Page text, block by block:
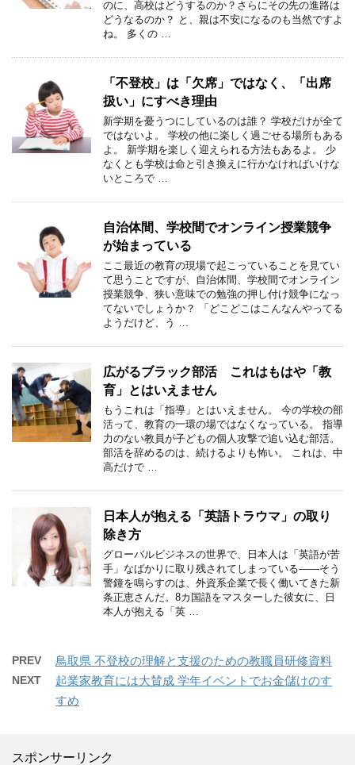
のに、高校はどうするのか？さらにその先の進路は
どうなるのか？ と、親は不安になるのも当然ですよ
ね。 多くの …
「不登校」は「欠席」ではなく、「出席
扱い」にすべき理由
新学期を憂うつにしているのは誰？ 学校だけが全て
ではないよ。 学校の他に楽しく過ごせる場所もある
よ。 新学期を楽しく迎えられる方法もあるよ。 少
なくとも学校は命と引き換えに行かなければいけな
いところで …
自治体間、学校間でオンライン授業競争
が始まっている
ここ最近の教育の現場で起こっていることを見てい
て思うことですが、自治体間、学校間でオンライン
授業競争、狭い意味での勉強の押し付け競争になっ
てないでしょうか？ 「どこどこはこんなんやってる
ようだけど、う …
広がるブラック部活 これはもはや「教
育」とはいえません
もうこれは「指導」とはいえません。 今の学校の部
活って、教育の一環の場ではなくなっている。 指導
力のない教員が子どもの個人攻撃で追い込む部活。
部活を辞めるのは、続けるよりも怖い。 これは、中
高だけで …
日本人が抱える「英語トラウマ」の取り
除き方
グローバルビジネスの世界で、日本人は「英語が苦
手」なばかりに取り残されてしまっている――そう
警鐘を鳴らすのは、外資系企業で長く働いてきた新
条正恵さんだ。8カ国語をマスターした彼女に、日
本人が抱える「英 …
PREV 鳥取県 不登校の理解と支援のための教職員研修資料
NEXT
起業家教育には大賛成 学年イベントでお金儲けのす
すめ
スポンサーリンク